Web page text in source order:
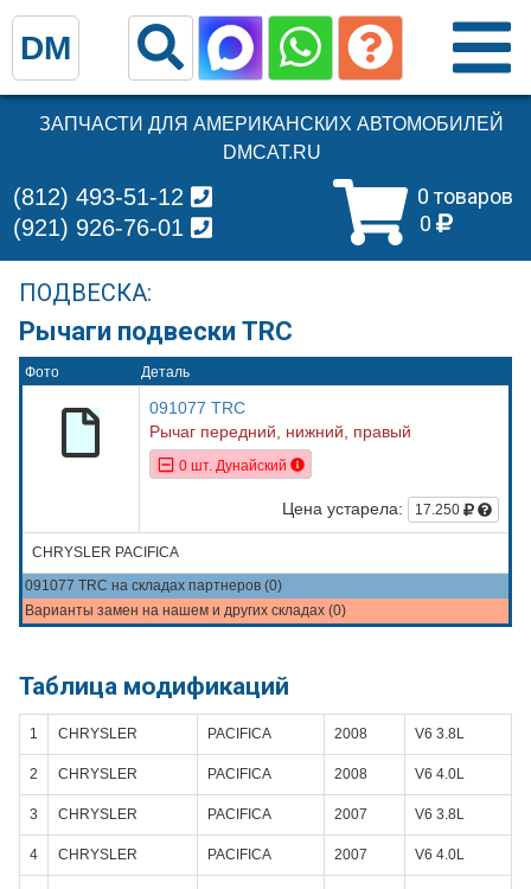
ЗАПЧАСТИ ДЛЯ АМЕРИКАНСКИХ АВТОМОБИЛЕЙ
DMCAT.RU
0 товаров
0
(812) 493-51-12
(921) 926-76-01
ПОДВЕСКА:
Рычаги подвески TRC
Фото Деталь
091077 TRC
Рычаг передний, нижний, правый
0 шт. Дунайский
Цена устарела: 17.250
CHRYSLER PACIFICA
091077 TRC на складах партнеров (0)
Варианты замен на нашем и других складах (0)
Таблица модификаций
1 CHRYSLER PACIFICA 2008 V6 3.8L
2 CHRYSLER PACIFICA 2008 V6 4.0L
3 CHRYSLER PACIFICA 2007 V6 3.8L
4 CHRYSLER PACIFICA 2007 V6 4.0L
DM